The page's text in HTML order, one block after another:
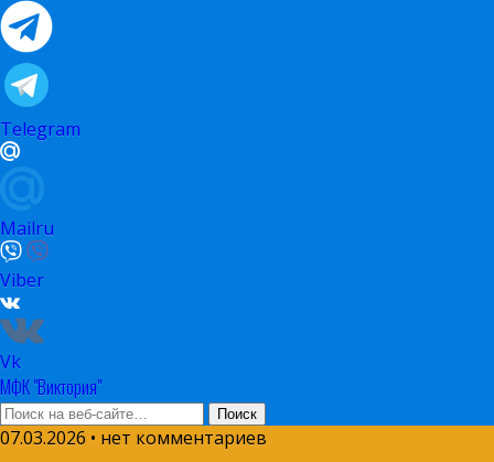
Telegram
Mailru
Viber
Vk
МФК "Виктория"
07.03.2026 • нет комментариев